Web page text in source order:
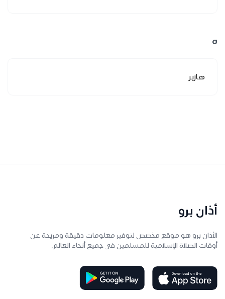
ه
هاربر
أذان برو
الأذان برو هو موقع مخصص لتوفير معلومات دقيقة ومريحة عن
أوقات الصلاة الإسلامية للمسلمين في جميع أنحاء العالم.